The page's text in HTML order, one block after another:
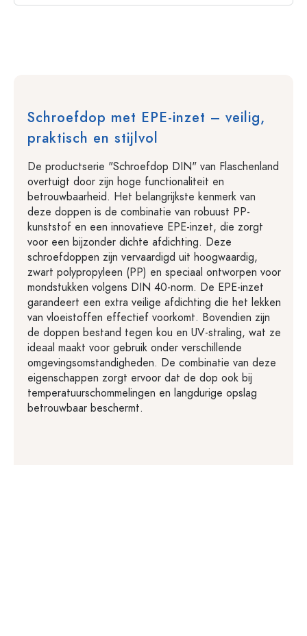
Schroefdop met EPE-inzet – veilig,
praktisch en stijlvol
De productserie "Schroefdop DIN" van Flaschenland
overtuigt door zijn hoge functionaliteit en
betrouwbaarheid. Het belangrijkste kenmerk van
deze doppen is de combinatie van robuust PP-
kunststof en een innovatieve EPE-inzet, die zorgt
voor een bijzonder dichte afdichting. Deze
schroefdoppen zijn vervaardigd uit hoogwaardig,
zwart polypropyleen (PP) en speciaal ontworpen voor
mondstukken volgens DIN 40-norm. De EPE-inzet
garandeert een extra veilige afdichting die het lekken
van vloeistoffen effectief voorkomt. Bovendien zijn
de doppen bestand tegen kou en UV-straling, wat ze
ideaal maakt voor gebruik onder verschillende
omgevingsomstandigheden. De combinatie van deze
eigenschappen zorgt ervoor dat de dop ook bij
temperatuurschommelingen en langdurige opslag
betrouwbaar beschermt.